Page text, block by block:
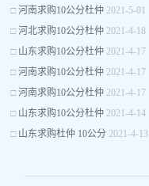
□ 河南求购10公分杜仲 2021-5-01
□ 河北求购10公分杜仲 2021-4-18
□ 山东求购10公分杜仲 2021-4-17
□ 河南求购10公分杜仲 2021-4-17
□ 河南求购10公分杜仲 2021-4-17
□ 山东求购10公分杜仲 2021-4-14
□ 山东求购杜仲 10公分 2021-4-13